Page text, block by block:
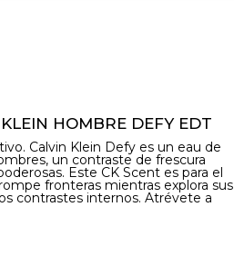
HOMBRE DEFY EDT
Calvin Klein Defy es un eau de
un contraste de frescura
Este CK Scent es para el
fronteras mientras explora sus
contrastes internos. Atrévete a